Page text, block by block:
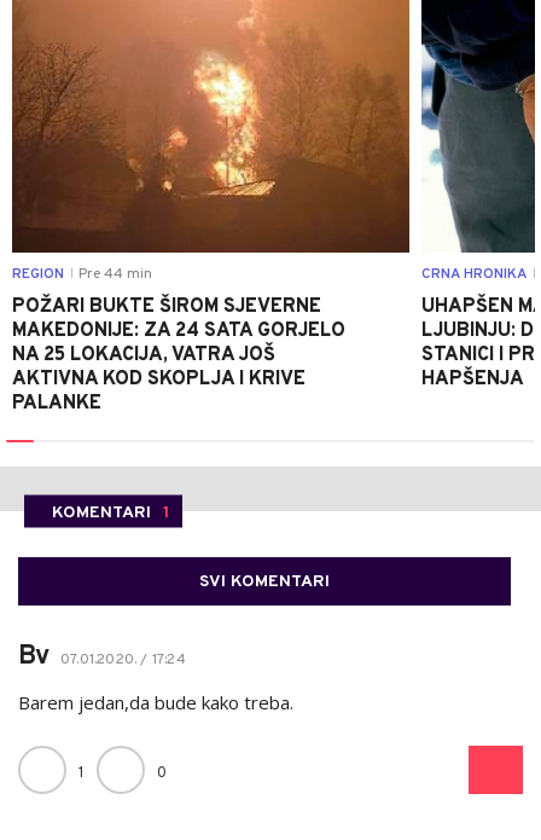
REGION Pre 44 min
POŽARI BUKTE ŠIROM SJEVERNE
MAKEDONIJE: ZA 24 SATA GORJELO
NA 25 LOKACIJA, VATRA JOŠ
AKTIVNA KOD SKOPLJA I KRIVE
PALANKE
CRNA HRONIKA
UHAPŠEN
LJUBINJU:
STANICI I
HAPŠENJA
KOMENTARI 1
SVI KOMENTARI
Bv 07.01.2020. / 17:24
Barem jedan,da bude kako treba.
1 0